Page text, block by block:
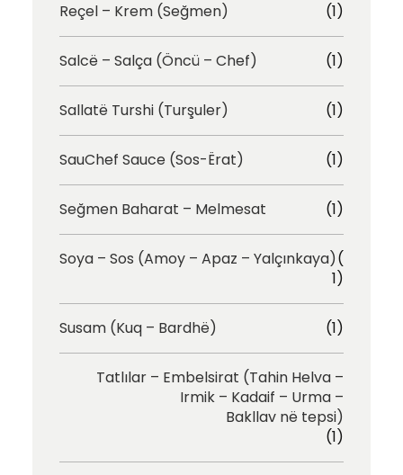
Reçel – Krem (Seğmen) (1)
Salcë – Salça (Öncü – Chef) (1)
Sallatë Turshi (Turşuler) (1)
SauChef Sauce (Sos-Ërat) (1)
Seğmen Baharat – Melmesat (1)
Soya – Sos (Amoy – Apaz – Yalçınkaya)(
1)
Susam (Kuq – Bardhë) (1)
Tatlılar – Embelsirat (Tahin Helva –
Irmik – Kadaif – Urma –
Bakllav në tepsi)
(1)